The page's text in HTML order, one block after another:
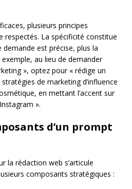
plusieurs principes
La spécificité constitue
est précise, plus la
au lieu de demander
», optez pour « rédige un
de marketing d’influence
en mettant l’accent sur
».
d’un prompt
la rédaction web s’articule
composants stratégiques :